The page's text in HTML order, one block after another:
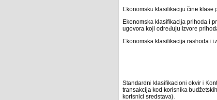
Ekonomsku klasifikaciju čine
Ekonomska klasifikacija prihoda i
ugovora koji određuju izvore
Ekonomska klasifikacija rashoda i
Standardni klasifikacioni okvir i
transakcija kod korisnika
korisnici sredstava).